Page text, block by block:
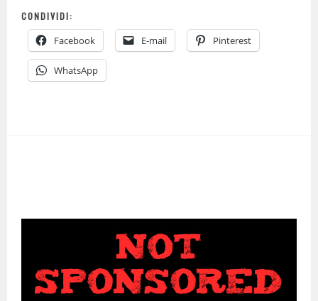
CONDIVIDI:
Facebook E-mail Pinterest
WhatsApp